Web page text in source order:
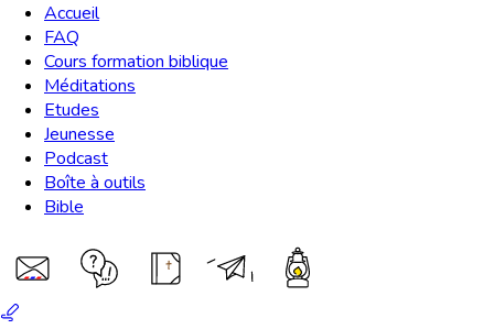
Accueil
FAQ
Cours formation biblique
Méditations
Etudes
Jeunesse
Podcast
Boîte à outils
Bible